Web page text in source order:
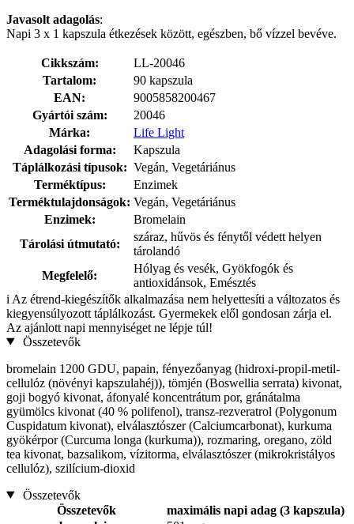
Javasolt adagolás:
Napi 3 x 1 kapszula étkezések között, egészben, bő vízzel bevéve.
Cikkszám:
LL-20046
Tartalom:
90 kapszula
EAN:
9005858200467
Gyártói szám:
20046
Márka:
Life Light
Adagolási forma:
Kapszula
Táplálkozási típusok: Vegán, Vegetáriánus
Terméktípus:
Enzimek
Terméktulajdonságok: Vegán, Vegetáriánus
Enzimek:
Bromelain
Tárolási útmutató:
száraz, hűvös és fénytől védett helyen
tárolandó
Megfelelő:
Hólyag és vesék, Gyökfogók és
antioxidánsok, Emésztés
i Az étrend-kiegészítők alkalmazása nem helyettesíti a változatos és
kiegyensúlyozott táplálkozást. Gyermekek elől gondosan zárja el.
Az ajánlott napi mennyiséget ne lépje túl!
Összetevők
bromelain 1200 GDU, papain, fényezőanyag (hidroxi-propil-metil-
cellulóz (növényi kapszulahéj)), tömjén (Boswellia serrata) kivonat,
goji bogyó kivonat, áfonyalé koncentrátum por, gránátalma
gyümölcs kivonat (40 % polifenol), transz-rezveratrol (Polygonum
Cuspidatum kivonat), elválasztószer (Calciumcarbonat), kurkuma
gyökérpor (Curcuma longa (kurkuma)), rozmaring, oregano, zöld
tea kivonat, bazsalikom, vízitorma, elválasztószer (mikrokristályos
cellulóz), szilícium-dioxid
Összetevők
Összetevők
maximális napi adag (3 kapszula)